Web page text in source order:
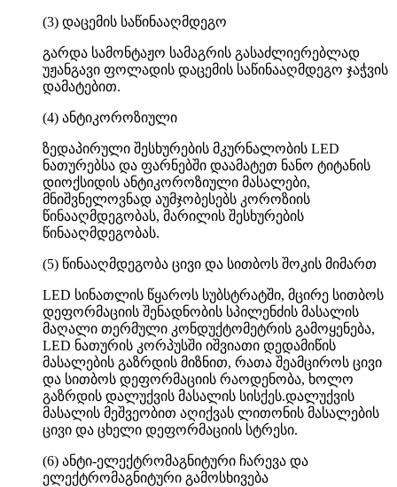
(3) დაცემის საწინააღმდეგო
გარდა სამონტაჟო სამაგრის გასაძლიერებლად
უჟანგავი ფოლადის დაცემის საწინააღმდეგო ჯაჭვის
დამატებით.
(4) ანტიკოროზიული
ზედაპირული შესხურების მკურნალობის LED
ნათურებსა და ფარნებში დაამატეთ ნანო ტიტანის
დიოქსიდის ანტიკოროზიული მასალები,
მნიშვნელოვნად აუმჯობესებს კოროზიის
წინააღმდეგობას, მარილის შესხურების
წინააღმდეგობას.
(5) წინააღმდეგობა ცივი და სითბოს შოკის მიმართ
LED სინათლის წყაროს სუბსტრატში, მცირე სითბოს
დეფორმაციის შენადნობის სპილენძის მასალის
მაღალი თერმული კონდუქტომეტრის გამოყენება,
LED ნათურის კორპუსში იშვიათი დედამიწის
მასალების გაზრდის მიზნით, რათა შეამციროს ცივი
და სითბოს დეფორმაციის რაოდენობა, ხოლო
გაზრდის დალუქვის მასალის სისქეს.დალუქვის
მასალის მეშვეობით აღიქვას ლითონის მასალების
ცივი და ცხელი დეფორმაციის სტრესი.
(6) ანტი-ელექტრომაგნიტური ჩარევა და
ელექტრომაგნიტური გამოსხივება